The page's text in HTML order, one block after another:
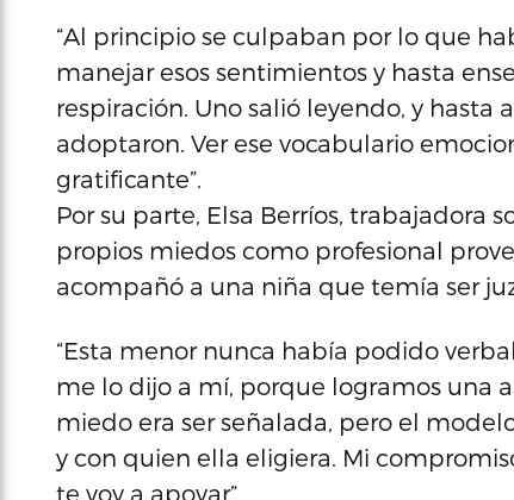
“Al principio se culpaban por lo que
manejar esos sentimientos y hasta
respiración. Uno salió leyendo, y
adoptaron. Ver ese vocabulario
gratificante”.
Por su parte, Elsa Berríos, trabajadora
propios miedos como profesional
acompañó a una niña que temía ser
“Esta menor nunca había podido
me lo dijo a mí, porque logramos una
miedo era ser señalada, pero el
y con quien ella eligiera. Mi
te voy a apoyar”.